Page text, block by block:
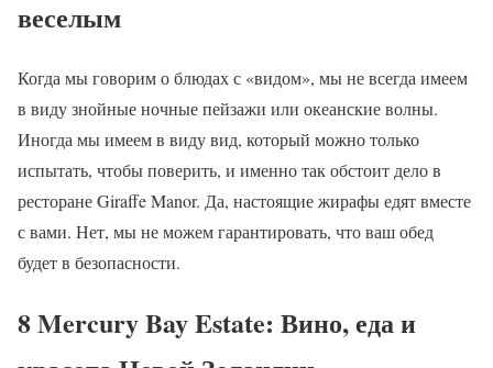
веселым
Когда мы говорим о блюдах с «видом», мы не всегда имеем
в виду знойные ночные пейзажи или океанские волны.
Иногда мы имеем в виду вид, который можно только
испытать, чтобы поверить, и именно так обстоит дело в
ресторане Giraffe Manor. Да, настоящие жирафы едят вместе
с вами. Нет, мы не можем гарантировать, что ваш обед
будет в безопасности.
8 Mercury Bay Estate: Вино, еда и